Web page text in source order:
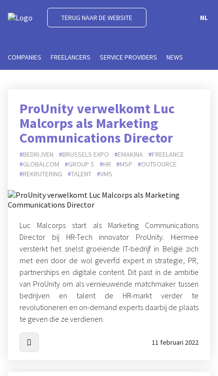
TERUG NAAR DE WEBSITE NL
COMPANIES FREELANCERS SERVICE PROVIDERS NEWS
ProUnity verwelkomt Luc
Malcorps als Marketing
Communications Director
BEDRIJVEN BRUSSELS EXPO EMAKINA
FREELANCE
GLOBALCOM
GROUP S HR MSP
OUTSOURCE
REKRUTERING
TALENT VMS
Luc Malcorps start als Marketing Communications
Director bij HR-Tech innovator ProUnity. Hiermee
versterkt het snelst groeiende IT-bedrijf in België zich
met een door de wol geverfd expert in strategie, PR,
partnerships en digitale content. Dit past in de ambitie
van ProUnity om als vernieuwende matchmaker tussen
bedrijven en talent de HR-markt verder te
revolutioneren en on-demand experts daarbij de plaats
te geven die ze verdienen.
11 februari 2022